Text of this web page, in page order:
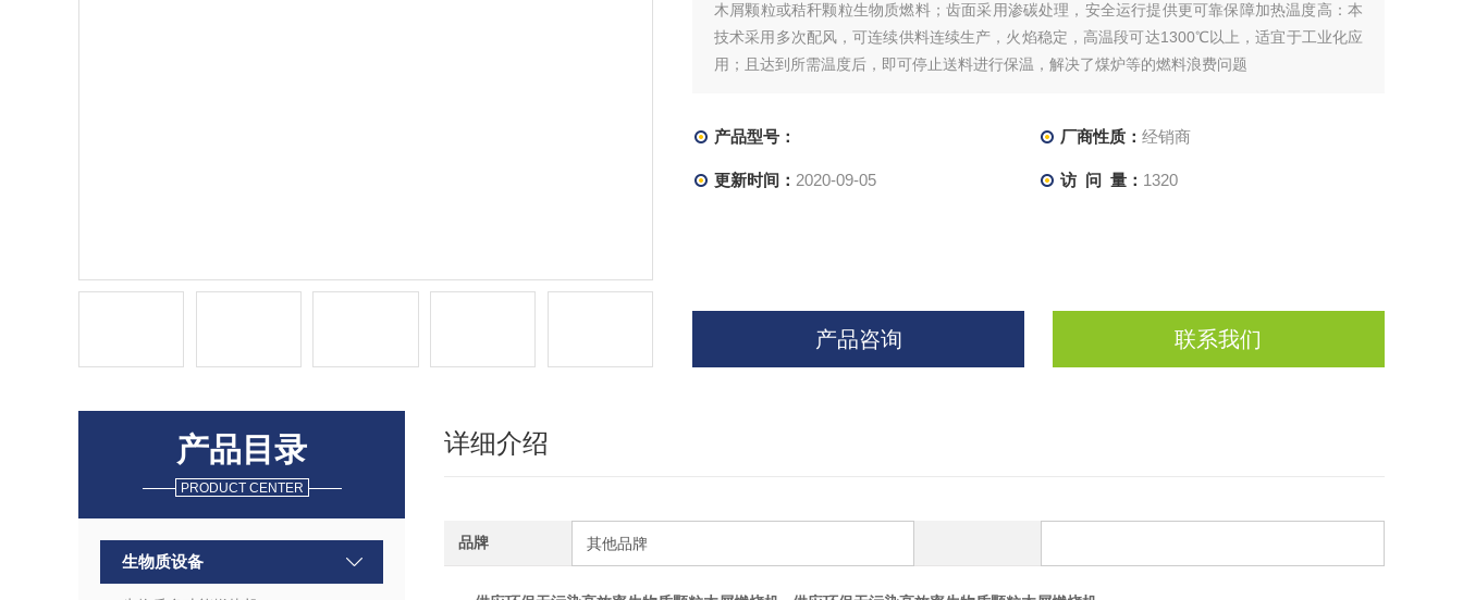
木屑颗粒或秸秆颗粒生物质燃料；齿面采用渗碳处理，安全运行提供更可靠保障加热温度高：本
技术采用多次配风，可连续供料连续生产，火焰稳定，高温段可达1300℃以上，适宜于工业化应
用；且达到所需温度后，即可停止送料进行保温，解决了煤炉等的燃料浪费问题
产品型号： 厂商性质： 经销商
更新时间： 2020-09-05 访 问 量： 1320
产品咨询 联系我们
产品目录
PRODUCT CENTER
生物质设备
详细介绍
品牌 其他品牌